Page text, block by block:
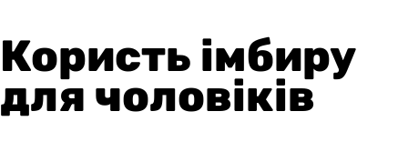
Користь імбиру
для чоловіків